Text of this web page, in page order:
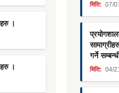
।
।
मिति: 07/
गर्ने
मिति: 04/